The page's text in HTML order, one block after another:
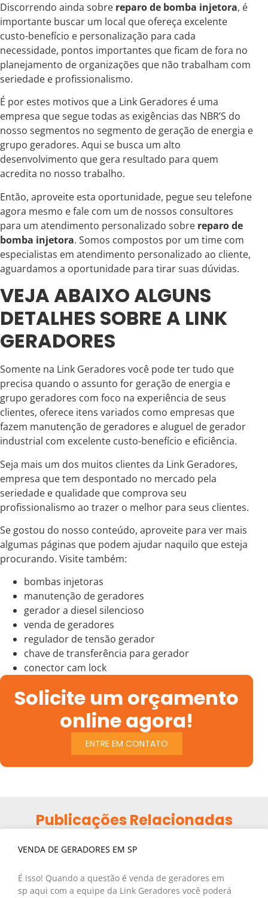
Discorrendo ainda sobre reparo de bomba injetora, é
importante buscar um local que ofereça excelente
custo-benefício e personalização para cada
necessidade, pontos importantes que ficam de fora no
planejamento de organizações que não trabalham com
seriedade e profissionalismo.
É por estes motivos que a Link Geradores é uma
empresa que segue todas as exigências das NBR’S do
nosso segmentos no segmento de geração de energia e
grupo geradores. Aqui se busca um alto
desenvolvimento que gera resultado para quem
acredita no nosso trabalho.
Então, aproveite esta oportunidade, pegue seu telefone
agora mesmo e fale com um de nossos consultores
para um atendimento personalizado sobre reparo de
bomba injetora. Somos compostos por um time com
especialistas em atendimento personalizado ao cliente,
aguardamos a oportunidade para tirar suas dúvidas.
VEJA ABAIXO ALGUNS
DETALHES SOBRE A LINK
GERADORES
Somente na Link Geradores você pode ter tudo que
precisa quando o assunto for geração de energia e
grupo geradores com foco na experiência de seus
clientes, oferece itens variados como empresas que
fazem manutenção de geradores e aluguel de gerador
industrial com excelente custo-benefício e eficiência.
Seja mais um dos muitos clientes da Link Geradores,
empresa que tem despontado no mercado pela
seriedade e qualidade que comprova seu
profissionalismo ao trazer o melhor para seus clientes.
Se gostou do nosso conteúdo, aproveite para ver mais
algumas páginas que podem ajudar naquilo que esteja
procurando. Visite também:
bombas injetoras
manutenção de geradores
gerador a diesel silencioso
venda de geradores
regulador de tensão gerador
chave de transferência para gerador
conector cam lock
Solicite um orçamento
online agora!
ENTRE EM CONTATO
Publicações Relacionadas
VENDA DE GERADORES EM SP
É isso! Quando a questão é venda de geradores em
sp aqui com a equipe da Link Geradores você poderá